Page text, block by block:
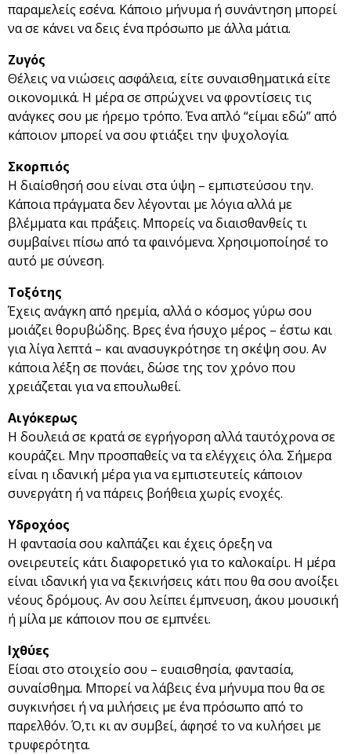
παραμελείς εσένα. Κάποιο μήνυμα ή συνάντηση μπορεί
να σε κάνει να δεις ένα πρόσωπο με άλλα μάτια.
Ζυγός
Θέλεις να νιώσεις ασφάλεια, είτε συναισθηματικά είτε
οικονομικά. Η μέρα σε σπρώχνει να φροντίσεις τις
ανάγκες σου με ήρεμο τρόπο. Ένα απλό “είμαι εδώ” από
κάποιον μπορεί να σου φτιάξει την ψυχολογία.
Σκορπιός
Η διαίσθησή σου είναι στα ύψη – εμπιστεύσου την.
Κάποια πράγματα δεν λέγονται με λόγια αλλά με
βλέμματα και πράξεις. Μπορείς να διαισθανθείς τι
συμβαίνει πίσω από τα φαινόμενα. Χρησιμοποίησέ το
αυτό με σύνεση.
Τοξότης
Έχεις ανάγκη από ηρεμία, αλλά ο κόσμος γύρω σου
μοιάζει θορυβώδης. Βρες ένα ήσυχο μέρος – έστω και
για λίγα λεπτά – και ανασυγκρότησε τη σκέψη σου. Αν
κάποια λέξη σε πονάει, δώσε της τον χρόνο που
χρειάζεται για να επουλωθεί.
Αιγόκερως
Η δουλειά σε κρατά σε εγρήγορση αλλά ταυτόχρονα σε
κουράζει. Μην προσπαθείς να τα ελέγχεις όλα. Σήμερα
είναι η ιδανική μέρα για να εμπιστευτείς κάποιον
συνεργάτη ή να πάρεις βοήθεια χωρίς ενοχές.
Υδροχόος
Η φαντασία σου καλπάζει και έχεις όρεξη να
ονειρευτείς κάτι διαφορετικό για το καλοκαίρι. Η μέρα
είναι ιδανική για να ξεκινήσεις κάτι που θα σου ανοίξει
νέους δρόμους. Αν σου λείπει έμπνευση, άκου μουσική
ή μίλα με κάποιον που σε εμπνέει.
Ιχθύες
Είσαι στο στοιχείο σου – ευαισθησία, φαντασία,
συναίσθημα. Μπορεί να λάβεις ένα μήνυμα που θα σε
συγκινήσει ή να μιλήσεις με ένα πρόσωπο από το
παρελθόν. Ό,τι κι αν συμβεί, άφησέ το να κυλήσει με
τρυφερότητα.